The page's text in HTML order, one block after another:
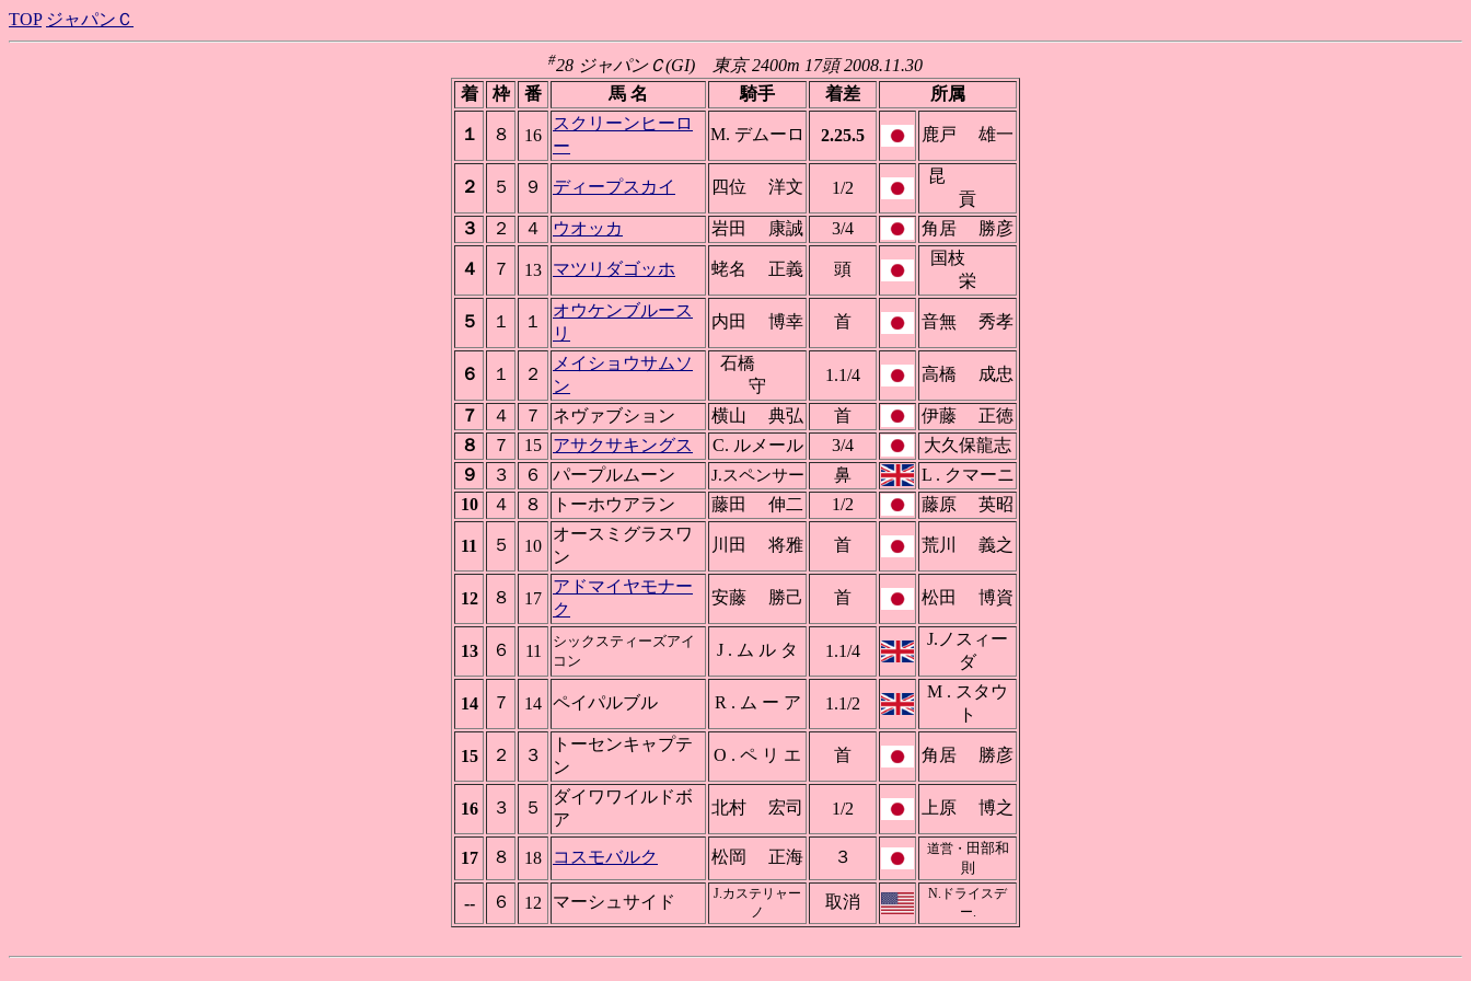
TOP ジャパンＣ
#28 ジャパンＣ(GI) 東京 2400m 17頭 2008.11.30
着
枠 番 馬 名 騎手 着差 所属
１ ８ 16
スクリーンヒーロ
ー
M. デムーロ 2.25.5 鹿戸 雄一
２ ５ ９ ディープスカイ 四位 洋文 1/2
昆
貢
３
２ ４ ウオッカ 岩田 康誠 3/4 角居 勝彦
４ ７ 13 マツリダゴッホ 蛯名 正義 頭
国枝
栄
５ １ １
オウケンブルース
リ
内田 博幸 首 音無 秀孝
６ １ ２
メイショウサムソ
ン
石橋
守
1.1/4 高橋 成忠
７ ４ ７ ネヴァブション 横山 典弘 首
伊藤 正徳
８
７ 15 アサクサキングス C. ルメール 3/4
大久保龍志
９
３ ６ パープルムーン J.スペンサー 鼻
L . クマーニ
10
４ ８ トーホウアラン 藤田 伸二 1/2 藤原 英昭
11 ５ 10
オースミグラスワ
ン
川田 将雅 首 荒川 義之
12 ８ 17
アドマイヤモナー
ク
安藤 勝己 首 松田 博資
13 ６ 11
シックスティーズアイ
コン
J . ム ル タ 1.1/4
J.ノスィー
ダ
14 ７ 14 ペイパルブル R . ム ー ア 1.1/2
M . スタウ
ト
15 ２ ３
トーセンキャプテ
ン
O . ペ リ エ 首 角居 勝彦
16 ３ ５
ダイワワイルドボ
ア
北村 宏司 1/2 上原 博之
17 ８ 18 コスモバルク 松岡 正海 ３ 道営・ 田部和
則
-- ６ 12 マーシュサイド
J.カステリャー
ノ
取消
N.ドライスデ
ー.